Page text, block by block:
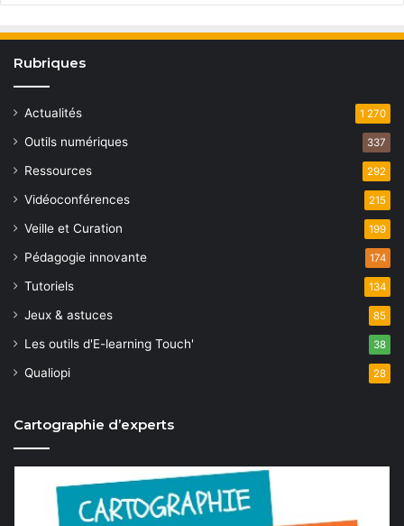
Rubriques
Actualités 1 270
Outils numériques 337
Ressources 292
Vidéoconférences 215
Veille et Curation 199
Pédagogie innovante 174
Tutoriels 134
Jeux & astuces 85
Les outils d'E-learning Touch' 38
Qualiopi 28
Cartographie d’experts